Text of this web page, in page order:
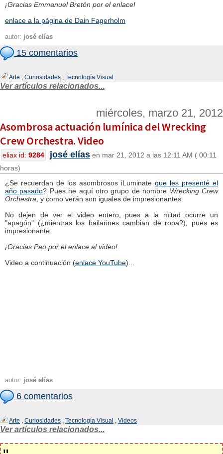
¡Gracias Emmanuel Bretón por el enlace!
enlace a la página de Dain Fagerholm
autor: josé elías
15 comentarios
Arte , Curiosidades , Tecnología Visual
Ver artículos relacionados...
miércoles, marzo 21, 2012
Asombrosa actuación lumínica del Wrecking
Crew Orchestra. Video
eliax id: 9284 josé elías en mar 21, 2012 a las 12:11 AM ( 00:11
horas)
¿Se recuerdan de los asombrosos iLuminate que les presenté el
año pasado? Pues he aquí otro grupo de nombre Wrecking Crew
Orchestra , y como verán son iguales de impresionantes.
No dejen de ver el video entero, pues a la mitad ocurre un
"apagón" (¿mientras los bailarines cambian de ropa?), pues es
impresionante.
¡Gracias Pao por el enlace al video!
Video a continuación (enlace YouTube)...
autor: josé elías
6 comentarios
Arte , Curiosidades , Tecnología Visual , Videos
Ver artículos relacionados...